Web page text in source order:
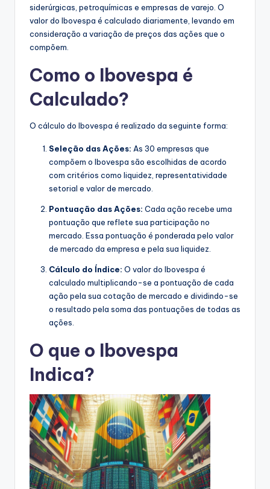
siderúrgicas, petroquímicas e empresas de varejo. O
valor do Ibovespa é calculado diariamente, levando em
consideração a variação de preços das ações que o
compõem.
Como o Ibovespa é
Calculado?
O cálculo do Ibovespa é realizado da seguinte forma:
Seleção das Ações: As 30 empresas que
compõem o Ibovespa são escolhidas de acordo
com critérios como liquidez, representatividade
setorial e valor de mercado.
Pontuação das Ações: Cada ação recebe uma
pontuação que reflete sua participação no
mercado. Essa pontuação é ponderada pelo valor
de mercado da empresa e pela sua liquidez.
Cálculo do Índice: O valor do Ibovespa é
calculado multiplicando-se a pontuação de cada
ação pela sua cotação de mercado e dividindo-se
o resultado pela soma das pontuações de todas as
ações.
O que o Ibovespa
Indica?